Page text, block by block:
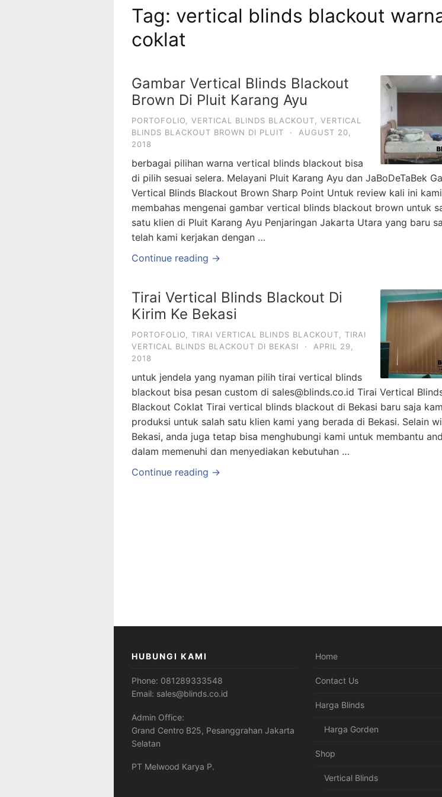
Tag: vertical blinds blackout
coklat
Gambar Vertical Blinds Blackout
Brown Di Pluit Karang Ayu
PORTOFOLIO VERTICAL BLINDS BLACKOUT
VERTICAL
BLINDS BLACKOUT BROWN DI PLUIT
·
AUGUST 20,
2018
berbagai pilihan warna vertical blinds blackout bisa
di pilih sesuai selera. Melayani Pluit Karang Ayu dan JaBoDeTaBek
Vertical Blinds Blackout Brown Sharp Point Untuk review kali ini
membahas mengenai gambar vertical blinds blackout brown untuk
satu klien di Pluit Karang Ayu Penjaringan Jakarta Utara yang baru
telah kami kerjakan dengan …
Continue reading →
Tirai Vertical Blinds Blackout Di
Kirim Ke Bekasi
PORTOFOLIO TIRAI VERTICAL BLINDS BLACKOUT
TIRAI
VERTICAL BLINDS BLACKOUT DI BEKASI
·
APRIL 29,
2018
untuk jendela yang nyaman pilih tirai vertical blinds
blackout bisa pesan custom di sales@blinds.co.id Tirai Vertical
Blackout Coklat Tirai vertical blinds blackout di Bekasi baru saja
produksi untuk salah satu klien kami yang berada di Bekasi. Selain
Bekasi, anda juga tetap bisa menghubungi kami untuk membantu
dalam memenuhi dan menyediakan kebutuhan …
Continue reading →
HUBUNGI KAMI
Phone: 081289333548
Email: sales@blinds.co.id
Admin Office:
Grand Centro B25, Pesanggrahan Jakarta
Selatan
PT Melwood Karya P.
Home
Contact Us
Harga Blinds
Harga Gorden
Shop
Vertical Blinds